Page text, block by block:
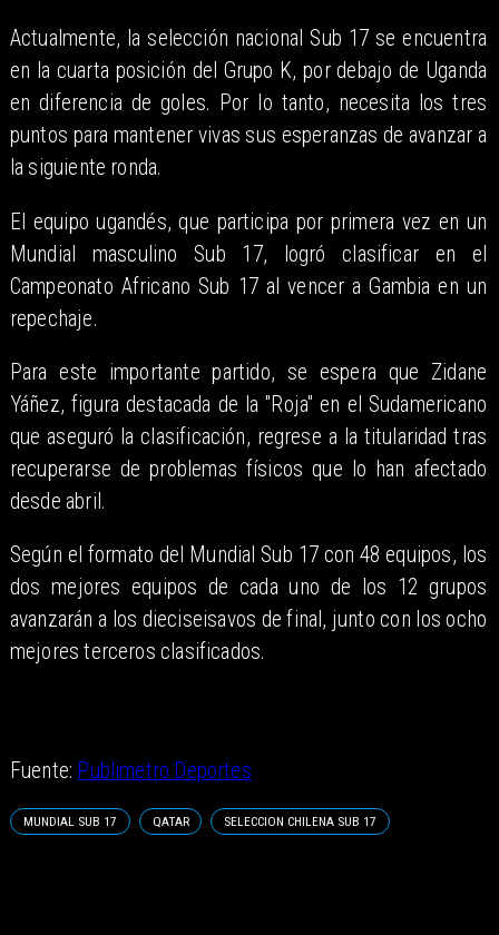
Actualmente, la selección nacional Sub 17 se encuentra
en la cuarta posición del Grupo K, por debajo de Uganda
en diferencia de goles. Por lo tanto, necesita los tres
puntos para mantener vivas sus esperanzas de avanzar a
la siguiente ronda.
El equipo ugandés, que participa por primera vez en un
Mundial masculino Sub 17, logró clasificar en el
Campeonato Africano Sub 17 al vencer a Gambia en un
repechaje.
Para este importante partido, se espera que Zidane
Yáñez, figura destacada de la "Roja" en el Sudamericano
que aseguró la clasificación, regrese a la titularidad tras
recuperarse de problemas físicos que lo han afectado
desde abril.
Según el formato del Mundial Sub 17 con 48 equipos, los
dos mejores equipos de cada uno de los 12 grupos
avanzarán a los dieciseisavos de final, junto con los ocho
mejores terceros clasificados.
Fuente: Publimetro Deportes
MUNDIAL SUB 17 QATAR SELECCION CHILENA SUB 17